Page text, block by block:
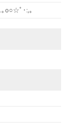
o○☆ﾟ･:,｡